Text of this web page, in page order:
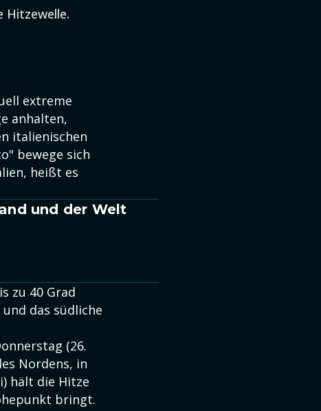
Hitzewelle.
extreme
anhalten,
italienischen
bewege sich
heißt es
und der Welt
zu 40 Grad
und das südliche
(26.
Nordens, in
hält die Hitze
bringt.